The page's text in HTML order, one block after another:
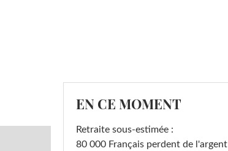
EN CE MOMENT
Retraite sous-estimée :
80 000 Français perdent de l'argent